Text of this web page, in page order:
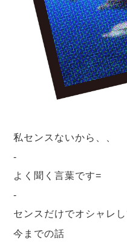
私センスないから、、
-
よく聞く言葉です=
-
センスだけでオシャレ
今までの話